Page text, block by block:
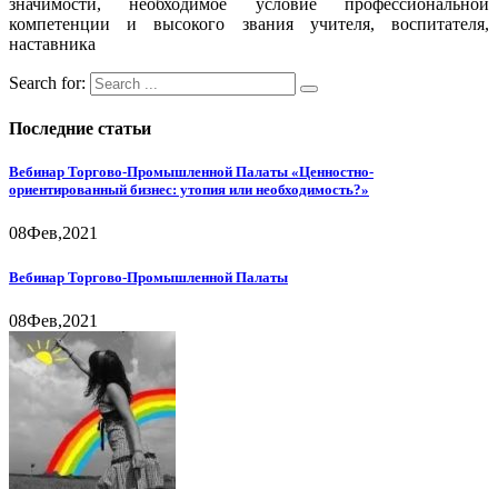
компетенции и высокого звания учителя, воспитателя,
наставника
Search for:
Последние статьи
Вебинар Торгово-Промышленной Палаты «Ценностно-
ориентированный бизнес: утопия или необходимость?»
08Фев,2021
Вебинар Торгово-Промышленной Палаты
08Фев,2021